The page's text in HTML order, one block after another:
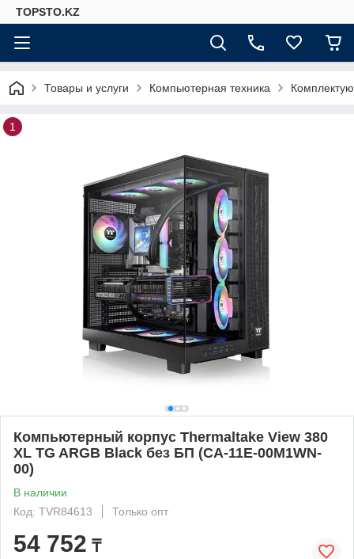
TOPSTO.KZ
Товары и услуги Компьютерная техника
1
Компьютерный корпус Thermaltake View 380
XL TG ARGB Black без БП (CA-11E-00M1WN-
00)
В наличии
Код: TVR84613
Только опт
54 752 ₸